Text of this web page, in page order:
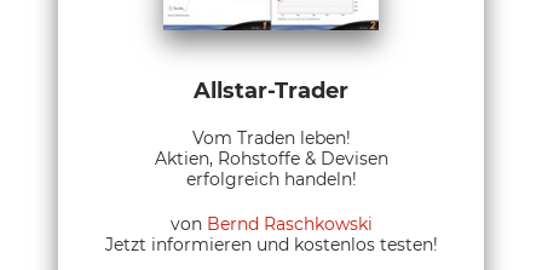
Allstar-Trader
Vom Traden leben!
Aktien, Rohstoffe & Devisen
erfolgreich handeln!
von Bernd Raschkowski
Jetzt informieren und kostenlos testen!